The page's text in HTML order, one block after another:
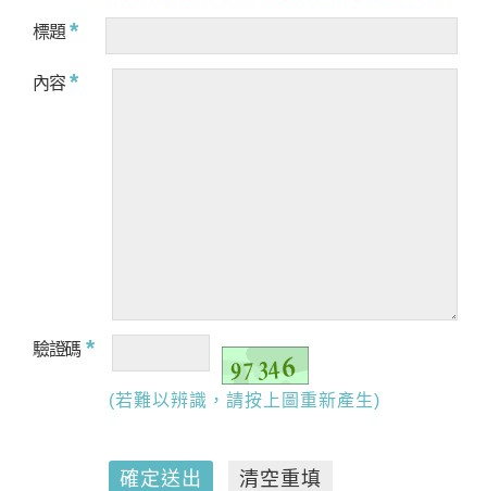
標題 *
內容 *
驗證碼 *
(若難以辨識，請按上圖重新產生)
確定送出 清空重填